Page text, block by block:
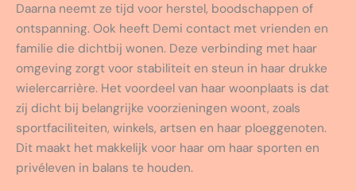
Daarna neemt ze tijd voor herstel, boodschappen of
ontspanning. Ook heeft Demi contact met vrienden en
familie die dichtbij wonen. Deze verbinding met haar
omgeving zorgt voor stabiliteit en steun in haar drukke
wielercarrière. Het voordeel van haar woonplaats is dat
zij dicht bij belangrijke voorzieningen woont, zoals
sportfaciliteiten, winkels, artsen en haar ploeggenoten.
Dit maakt het makkelijk voor haar om haar sporten en
privéleven in balans te houden.